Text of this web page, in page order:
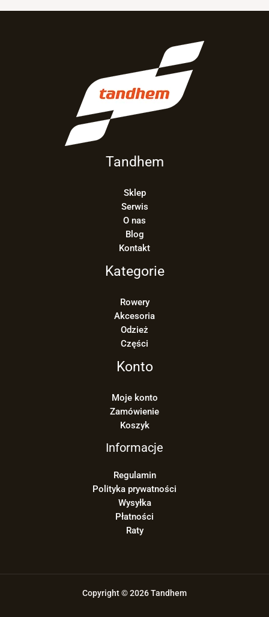
Tandhem
Sklep
Serwis
O nas
Blog
Kontakt
Kategorie
Rowery
Akcesoria
Odzież
Części
Konto
Moje konto
Zamówienie
Koszyk
Informacje
Regulamin
Polityka prywatności
Wysyłka
Płatności
Raty
Copyright © 2026 Tandhem